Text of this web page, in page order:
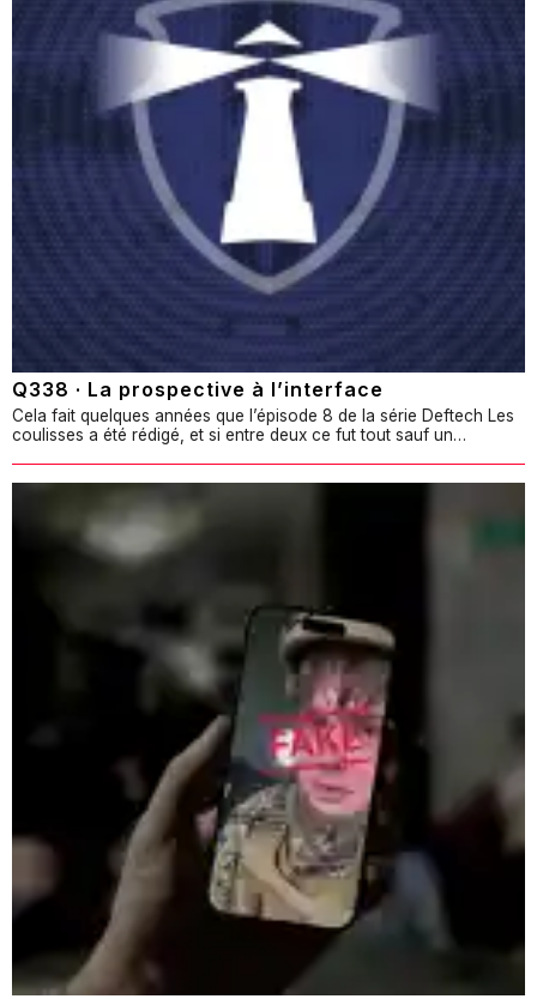
Q338 · La prospective à l’interface
Cela fait quelques années que l’épisode 8 de la série Deftech Les
coulisses a été rédigé, et si entre deux ce fut tout sauf un…